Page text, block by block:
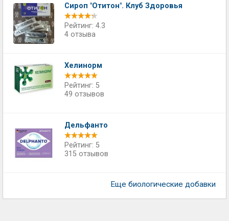
Сироп "Отитон". Клуб Здоровья
Рейтинг: 4.3
4 отзыва
Хелинорм
Рейтинг: 5
49 отзывов
Дельфанто
Рейтинг: 5
315 отзывов
Еще биологические добавки